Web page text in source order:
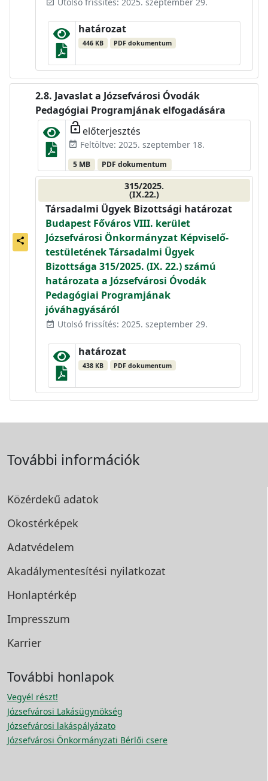
határozat
446 KB PDF dokumentum
share
Javaslat a Józsefvárosi Óvodák
Pedagógiai Programjának elfogadására
lock_open előterjesztés
event_available Feltöltve: 2025. szeptember 18.
5 MB PDF dokumentum
315/2025.
(IX.22.)
Társadalmi Ügyek Bizottsági határozat
Budapest Főváros VIII. kerület
Józsefvárosi Önkormányzat Képviselő-
testületének Társadalmi Ügyek
Bizottsága 315/2025. (IX. 22.) számú
határozata a Józsefvárosi Óvodák
Pedagógiai Programjának
jóváhagyásáról
event_available Utolsó frissítés: 2025. szeptember 29.
határozat
438 KB PDF dokumentum
További információk
Közérdekű adatok
Okostérképek
Adatvédelem
Akadálymentesítési nyilatkozat
Honlaptérkép
Impresszum
Karrier
További honlapok
Vegyél részt!
Józsefvárosi Lakásügynökség
Józsefvárosi lakáspályázato
Józsefvárosi Önkormányzati Bérlői csere